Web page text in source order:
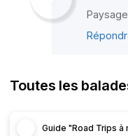
Toutes les
Guide "Road Trips à